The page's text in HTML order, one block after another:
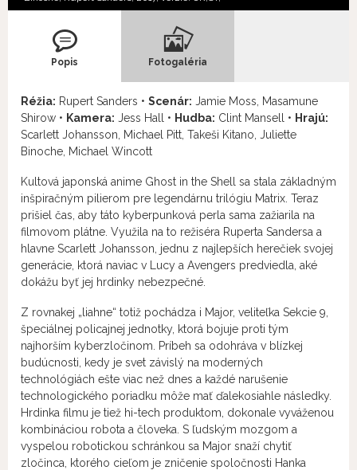
Popis Fotogaléria
Réžia: Rupert Sanders • Scenár: Jamie Moss, Masamune
Shirow • Kamera: Jess Hall • Hudba: Clint Mansell • Hrajú:
Scarlett Johansson, Michael Pitt, Takeši Kitano, Juliette
Binoche, Michael Wincott
Kultová japonská anime Ghost in the Shell sa stala základným
inšpiračným pilierom pre legendárnu trilógiu Matrix. Teraz
prišiel čas, aby táto kyberpunková perla sama zažiarila na
filmovom plátne. Využila na to režiséra Ruperta Sandersa a
hlavne Scarlett Johansson, jednu z najlepších herečiek svojej
generácie, ktorá naviac v Lucy a Avengers predviedla, aké
dokážu byť jej hrdinky nebezpečné.
Z rovnakej „liahne“ totiž pochádza i Major, veliteľka Sekcie 9,
špeciálnej policajnej jednotky, ktorá bojuje proti tým
najhorším kyberzločinom. Príbeh sa odohráva v blízkej
budúcnosti, kedy je svet závislý na moderných
technológiách ešte viac než dnes a každé narušenie
technologického poriadku môže mať ďalekosiahle následky.
Hrdinka filmu je tiež hi-tech produktom, dokonale vyváženou
kombináciou robota a človeka. S ľudským mozgom a
vyspelou robotickou schránkou sa Major snaží chytiť
zločinca, ktorého cieľom je zničenie spoločnosti Hanka